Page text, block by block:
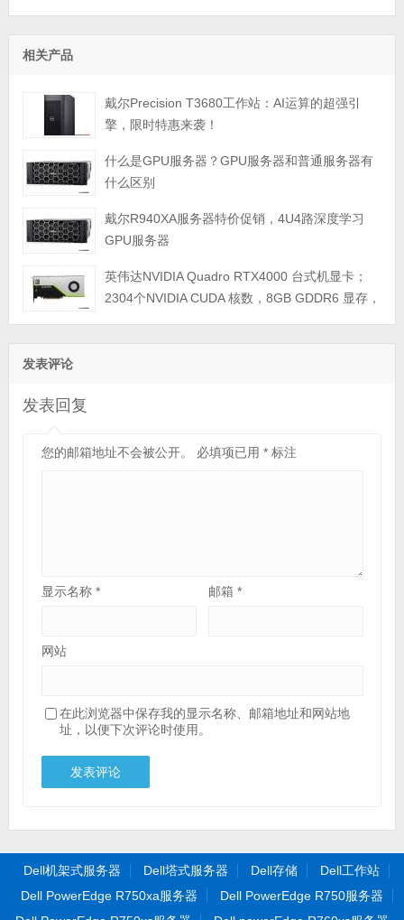
相关产品
戴尔Precision T3680工作站：AI运算的超强引
擎，限时特惠来袭！
什么是GPU服务器？GPU服务器和普通服务器有
什么区别
戴尔R940XA服务器特价促销，4U4路深度学习
GPU服务器
英伟达NVIDIA Quadro RTX4000 台式机显卡；
2304个NVIDIA CUDA 核数，8GB GDDR6 显存，
发表评论
发表回复
您的邮箱地址不会被公开。 必填项已用 *标注
显示名称 * 邮箱*
网站
在此浏览器中保存我的显示名称、邮箱地址和网站地
址，以便下次评论时使用。
Dell机架式服务器 Dell塔式服务器 Dell存储
Dell工作站
Dell PowerEdge R750xa服务器
Dell PowerEdge R750服务器